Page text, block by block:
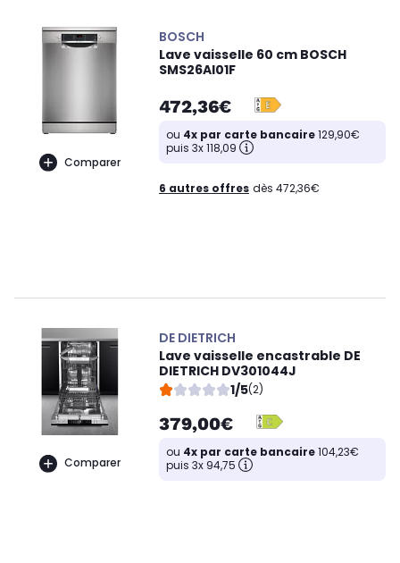
Comparer
BOSCH
Lave vaisselle 60 cm BOSCH
SMS26AI01F
472,36€
ou 4x par carte bancaire129,90€
puis 3x 118,09
6 autres offres dès 472,36€
Comparer
DE DIETRICH
Lave vaisselle encastrable DE
DIETRICH DV301044J
1/5(2)
379,00€
ou 4x par carte bancaire104,23€
puis 3x 94,75